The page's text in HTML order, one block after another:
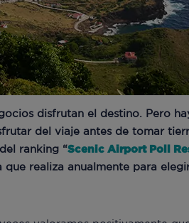
disfrutan el destino. Pero
del viaje antes de tomar
ranking “Scenic Airport Poll
que realiza anualmente para